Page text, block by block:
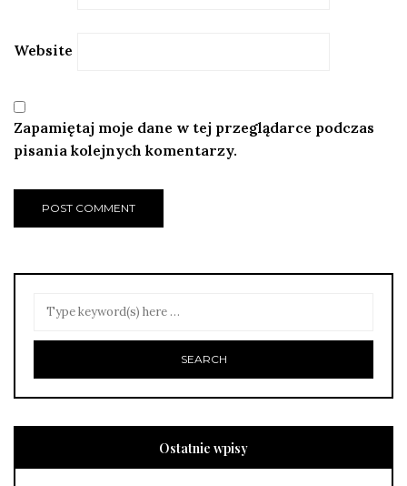
Website
Zapamiętaj moje dane w tej przeglądarce podczas
pisania kolejnych komentarzy.
Ostatnie wpisy